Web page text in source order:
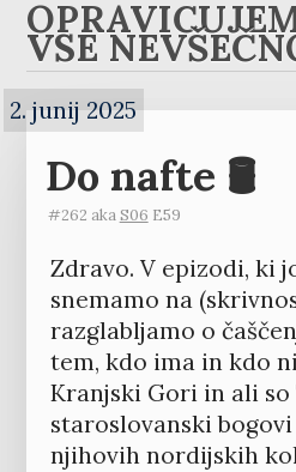
VSE
2. junij 2025
Do nafte 🛢️
#262 akaS06 E59
Zdravo. V epizodi, ki
snemamo na
razglabljamo o
tem, kdo ima in kdo
Kranjski Gori in ali
staroslovanski
njihovih nordijskih